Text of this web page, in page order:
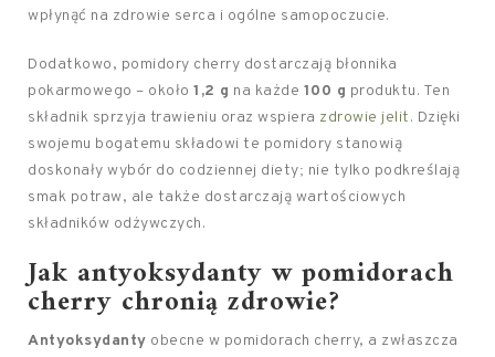
wpłynąć na zdrowie serca i ogólne samopoczucie.
Dodatkowo, pomidory cherry dostarczają błonnika
pokarmowego – około 1,2 g na każde 100 g produktu. Ten
składnik sprzyja trawieniu oraz wspiera zdrowie jelit. Dzięki
swojemu bogatemu składowi te pomidory stanowią
doskonały wybór do codziennej diety; nie tylko podkreślają
smak potraw, ale także dostarczają wartościowych
składników odżywczych.
Jak antyoksydanty w pomidorach
cherry chronią zdrowie?
Antyoksydanty obecne w pomidorach cherry, a zwłaszcza